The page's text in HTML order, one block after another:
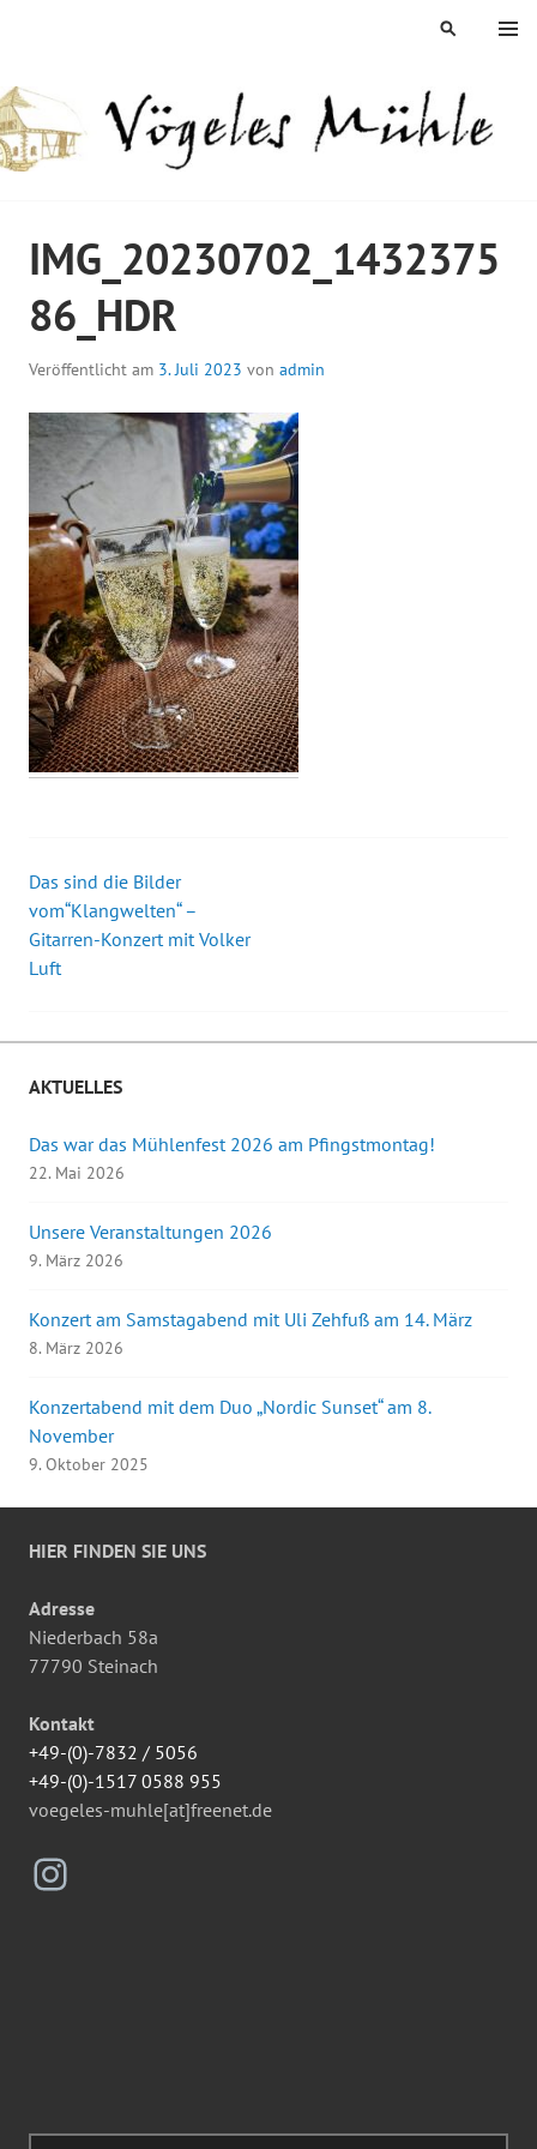
MENÜ
SUCHEN
IMG_20230702_1432375
86_HDR
Veröffentlicht am 3. Juli 2023 von admin
Beitrags-
Navigation
Das sind die Bilder
vom“Klangwelten“ –
Gitarren-Konzert mit Volker
Luft
AKTUELLES
Das war das Mühlenfest 2026 am Pfingstmontag!
22. Mai 2026
Unsere Veranstaltungen 2026
9. März 2026
Konzert am Samstagabend mit Uli Zehfuß am 14. März
8. März 2026
Konzertabend mit dem Duo „Nordic Sunset“ am 8.
November
9. Oktober 2025
HIER FINDEN SIE UNS
Adresse
Niederbach 58a
77790 Steinach
Kontakt
+49-(0)-7832 / 5056
+49-(0)-1517 0588 955
voegeles-muhle[at]freenet.de
Instagram